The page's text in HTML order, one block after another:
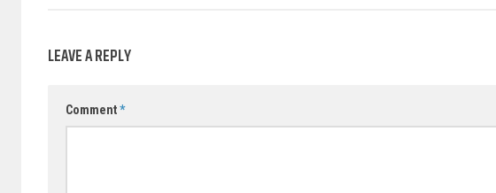
LEAVE A REPLY
Comment*